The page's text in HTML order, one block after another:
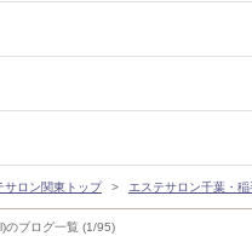
のブログ一覧 (1/95)
サロン関東トップ エステサロン千葉・